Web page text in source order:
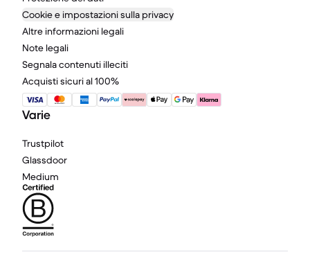
Cookie e impostazioni sulla privacy
Altre informazioni legali
Note legali
Segnala contenuti illeciti
Acquisti sicuri al 100%
Varie
Trustpilot
Glassdoor
Medium